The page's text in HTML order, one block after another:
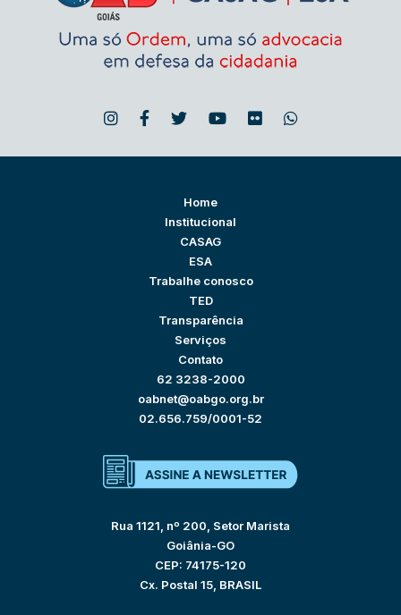
Home
Institucional
CASAG
ESA
Trabalhe conosco
TED
Transparência
Serviços
Contato
62 3238-2000
oabnet@oabgo.org.br
02.656.759/0001-52
Rua 1121, nº 200, Setor Marista
Goiânia-GO
CEP: 74175-120
Cx. Postal 15, BRASIL